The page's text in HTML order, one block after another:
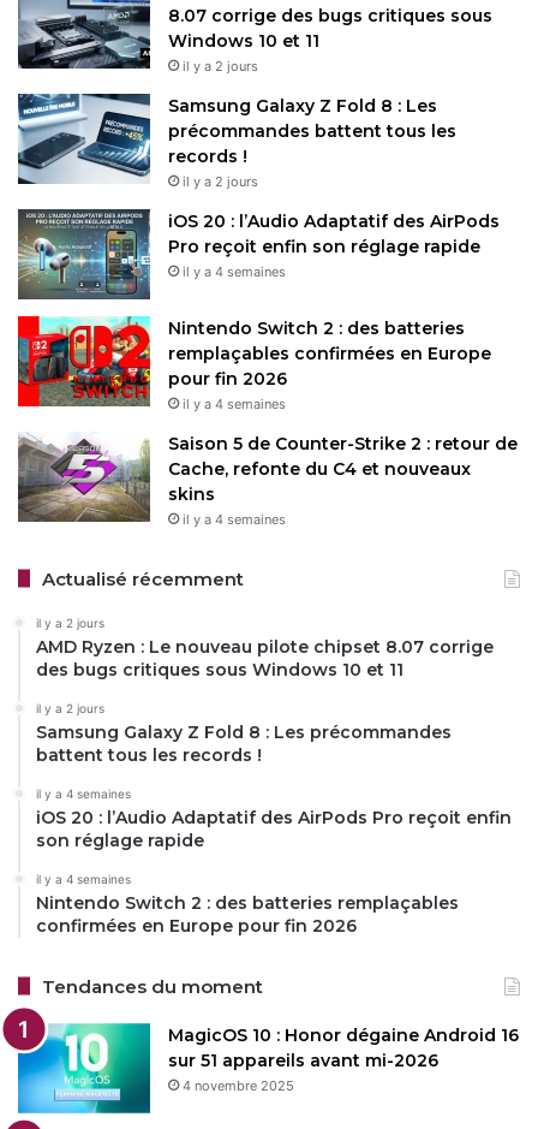
Source(s)
Suomimobili|Bloomberg|Insider Monkey
Restez connecté via Google News
Suivez-nous pour les dernières mises à jour et guides.
Sony Sony Xperia
8.07 corrige des bugs critiques sous
Windows 10 et 11
il y a 2 jours
Samsung Galaxy Z Fold 8 : Les
précommandes battent tous les
records !
il y a 2 jours
iOS 20 : l’Audio Adaptatif des AirPods
Pro reçoit enfin son réglage rapide
il y a 4 semaines
Nintendo Switch 2 : des batteries
remplaçables confirmées en Europe
pour fin 2026
il y a 4 semaines
Saison 5 de Counter-Strike 2 : retour de
Cache, refonte du C4 et nouveaux
skins
il y a 4 semaines
Actualisé récemment
il y a 2 jours
AMD Ryzen : Le nouveau pilote chipset 8.07 corrige
des bugs critiques sous Windows 10 et 11
il y a 2 jours
Samsung Galaxy Z Fold 8 : Les précommandes
battent tous les records !
il y a 4 semaines
iOS 20 : l’Audio Adaptatif des AirPods Pro reçoit enfin
son réglage rapide
il y a 4 semaines
Nintendo Switch 2 : des batteries remplaçables
confirmées en Europe pour fin 2026
Tendances du moment
MagicOS 10 : Honor dégaine Android 16
sur 51 appareils avant mi-2026
4 novembre 2025